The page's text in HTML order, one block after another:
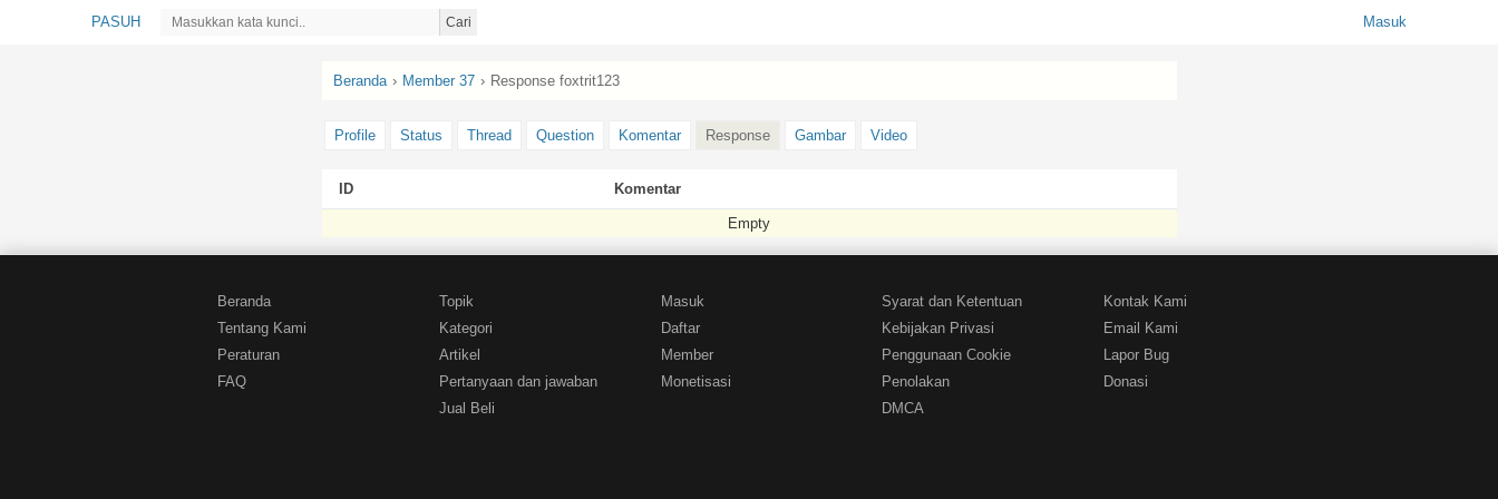
PASUH Cari Masuk
Beranda › Member 37 › Response foxtrit123
Profile Status Thread Question Komentar Response Gambar Video
ID Komentar
Empty
Beranda
Tentang Kami
Peraturan
FAQ
Topik
Kategori
Artikel
Pertanyaan dan jawaban
Jual Beli
Masuk
Daftar
Member
Monetisasi
Syarat dan Ketentuan
Kebijakan Privasi
Penggunaan Cookie
Penolakan
DMCA
Kontak Kami
Email Kami
Lapor Bug
Donasi